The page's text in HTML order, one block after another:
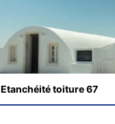
Etanchéité toiture 67